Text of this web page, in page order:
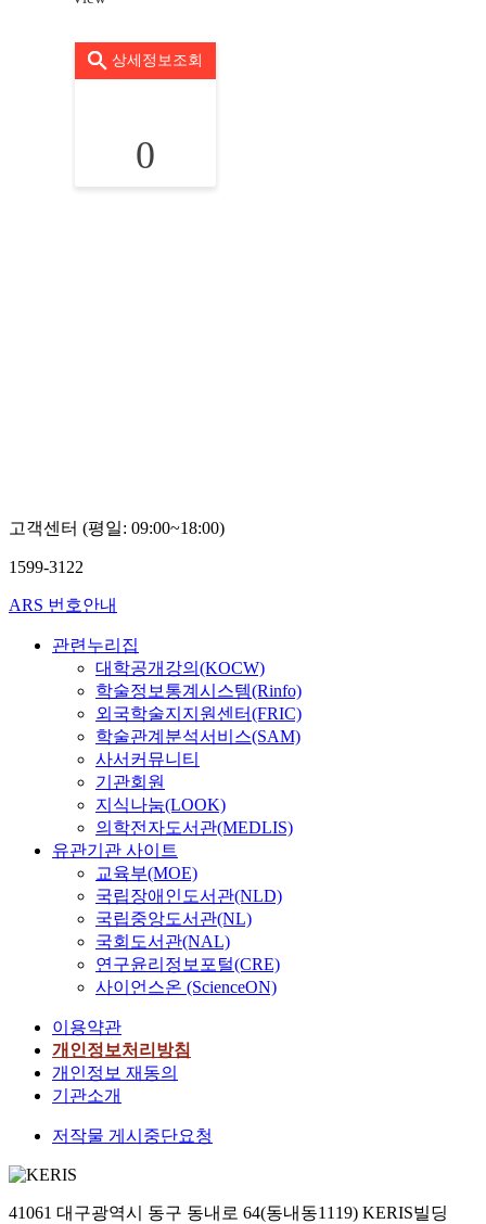
상세정보조회
0
고객센터 (평일: 09:00~18:00)
1599-3122
ARS 번호안내
관련누리집
대학공개강의(KOCW)
학술정보통계시스템(Rinfo)
외국학술지지원센터(FRIC)
학술관계분석서비스(SAM)
사서커뮤니티
기관회원
지식나눔(LOOK)
의학전자도서관(MEDLIS)
유관기관 사이트
교육부(MOE)
국립장애인도서관(NLD)
국립중앙도서관(NL)
국회도서관(NAL)
연구윤리정보포털(CRE)
사이언스온 (ScienceON)
이용약관
개인정보처리방침
개인정보 재동의
기관소개
저작물 게시중단요청
41061 대구광역시 동구 동내로 64(동내동1119) KERIS빌딩